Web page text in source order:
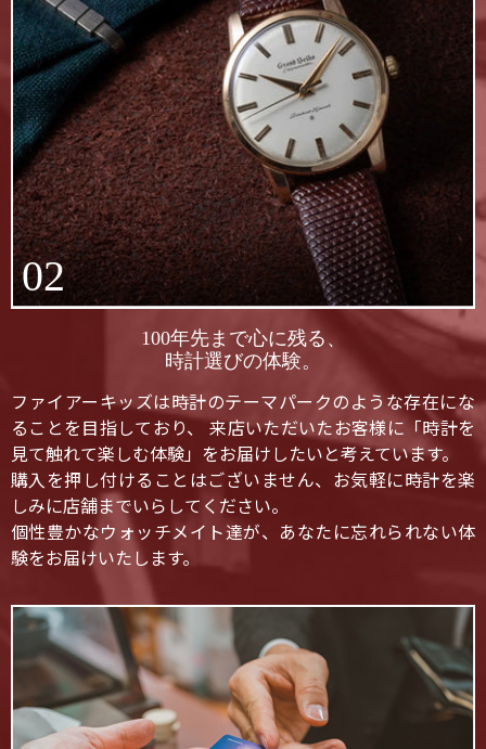
02
100年先まで心に残る、
時計選びの体験。
ファイアーキッズは時計のテーマパークのような存在にな
ることを目指しており、 来店いただいたお客様に「時計を
見て触れて楽しむ体験」をお届けしたいと考えています。
購入を押し付けることはございません、お気軽に時計を楽
しみに店舗までいらしてください。
個性豊かなウォッチメイト達が、あなたに忘れられない体
験をお届けいたします。